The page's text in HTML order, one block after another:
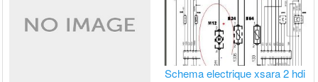
Schema electrique xsara 2 hdi